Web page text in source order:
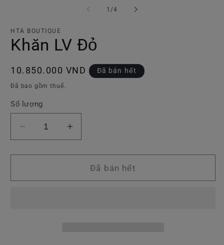
hộp
tương
tác
1 /trong
4
HTA BOUTIQUE
Khăn LV Đỏ
Giá
thông
10.850.000 VND Đã bán hết
Đã bao gồm thuế.
Số lượng
Giảm
số
lượng
Khăn
Tăng
số
lượng
Khăn
Đã bán hết